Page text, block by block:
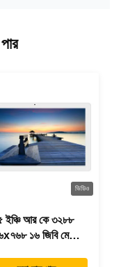
ভিডিও
ইঞ্চি আর কে ৩২৮৮
১৬ জিবি মেমোরি